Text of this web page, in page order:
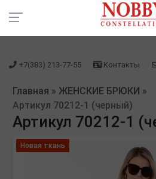
зарегистрироваться" />
+7(383) 213-77-55 Контакты
Главная » ЖЕНСКИЕ БРЮКИ »
Артикул 70212-1 (черный)
Артикул 70212-1
Новая ткань